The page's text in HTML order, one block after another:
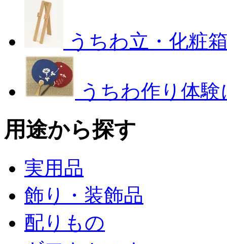
うちわ立・化粧
うちわ作り体
用途から探す
実用品
飾り・装飾品
配りもの